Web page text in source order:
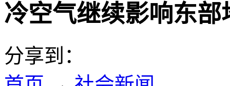
冷空气继续影响东部
分享到：